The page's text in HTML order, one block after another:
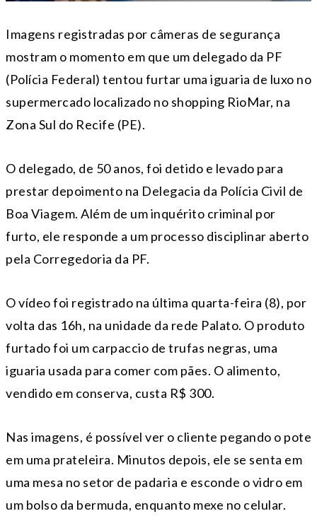
Imagens registradas por câmeras de segurança
mostram o momento em que um delegado da PF
(Polícia Federal) tentou furtar uma iguaria de luxo no
supermercado localizado no shopping RioMar, na
Zona Sul do Recife (PE).
O delegado, de 50 anos, foi detido e levado para
prestar depoimento na Delegacia da Polícia Civil de
Boa Viagem. Além de um inquérito criminal por
furto, ele responde a um processo disciplinar aberto
pela Corregedoria da PF.
O vídeo foi registrado na última quarta-feira (8), por
volta das 16h, na unidade da rede Palato. O produto
furtado foi um carpaccio de trufas negras, uma
iguaria usada para comer com pães. O alimento,
vendido em conserva, custa R$ 300.
Nas imagens, é possível ver o cliente pegando o pote
em uma prateleira. Minutos depois, ele se senta em
uma mesa no setor de padaria e esconde o vidro em
um bolso da bermuda, enquanto mexe no celular.